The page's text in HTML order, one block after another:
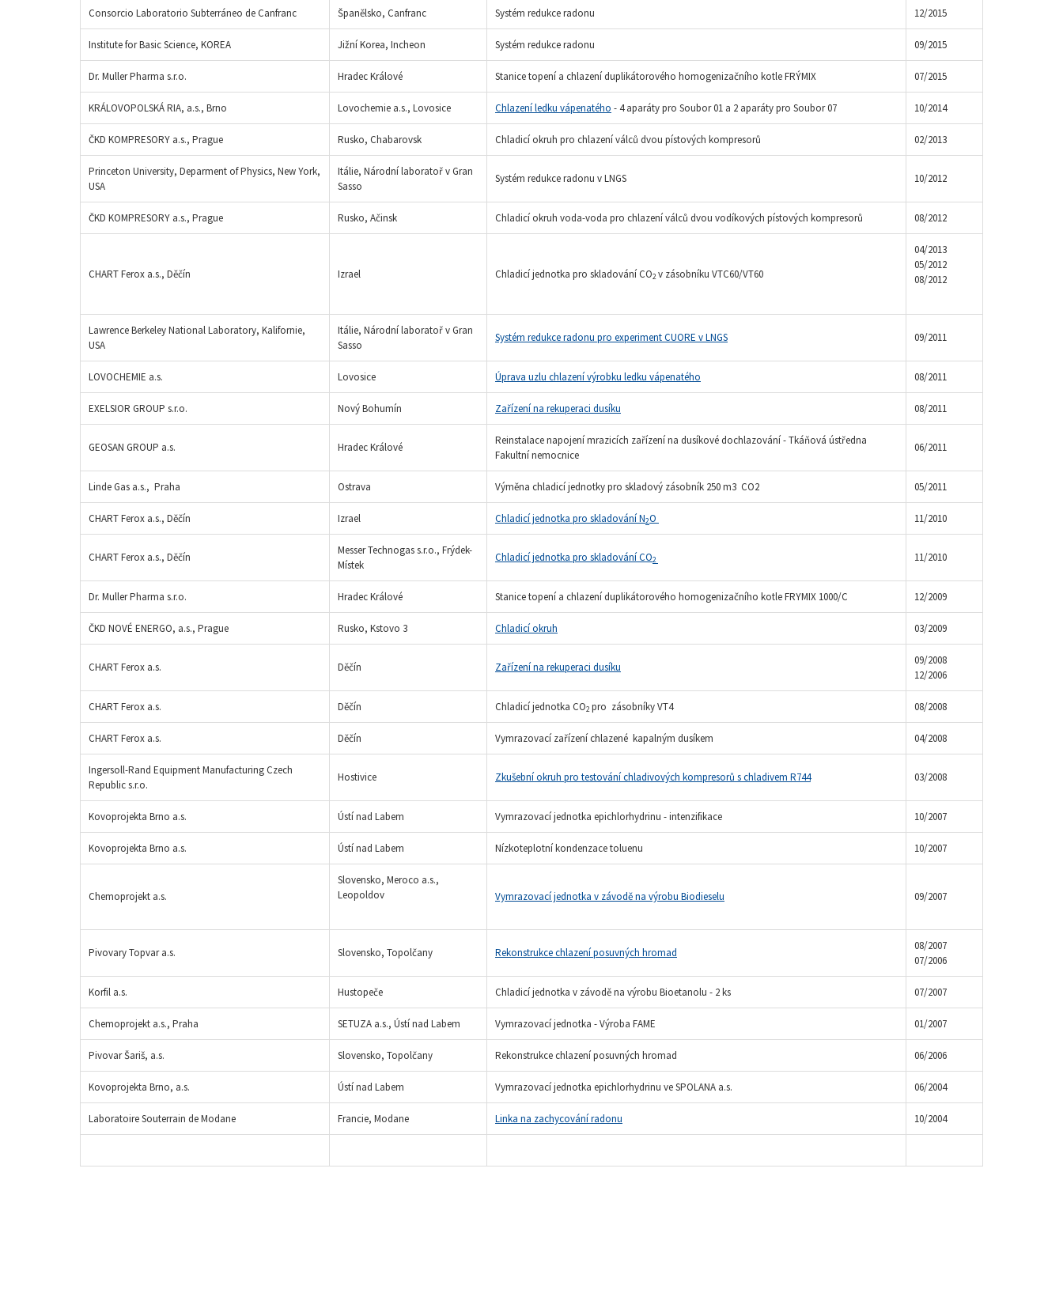
Consorcio Laboratorio Subterráneo de Canfranc Španělsko, Canfranc Systém redukce radonu 12/2015
Institute for Basic Science, KOREA Jižní Korea, Incheon Systém redukce radonu 09/2015
Dr. Muller Pharma s.r.o. Hradec Králové Stanice topení a chlazení duplikátorového homogenizačního kotle FRÝMIX 07/2015
KRÁLOVOPOLSKÁ RIA, a.s., Brno Lovochemie a.s., Lovosice Chlazení ledku vápenatého - 4 aparáty pro Soubor 01 a 2 aparáty pro Soubor 07 10/2014
ČKD KOMPRESORY a.s., Prague Rusko, Chabarovsk Chladicí okruh pro chlazení válců dvou pístových kompresorů 02/2013
Princeton University, Deparment of Physics, New York,
USA
Itálie, Národní laboratoř v Gran
Sasso
Systém redukce radonu v LNGS 10/2012
ČKD KOMPRESORY a.s., Prague Rusko, Ačinsk Chladicí okruh voda-voda pro chlazení válců dvou vodíkových pístových kompresorů 08/2012
CHART Ferox a.s., Děčín Izrael Chladicí jednotka pro skladování CO2v zásobníku VTC60/VT60
04/2013
05/2012
08/2012
Lawrence Berkeley National Laboratory, Kalifornie,
USA
Itálie, Národní laboratoř v Gran
Sasso
Systém redukce radonu pro experiment CUORE v LNGS 09/2011
LOVOCHEMIE a.s. Lovosice Úprava uzlu chlazení výrobku ledku vápenatého 08/2011
EXELSIOR GROUP s.r.o. Nový Bohumín Zařízení na rekuperaci dusíku 08/2011
GEOSAN GROUP a.s. Hradec Králové
Reinstalace napojení mrazicích zařízení na dusíkové dochlazování - Tkáňová ústředna
Fakultní nemocnice
06/2011
Linde Gas a.s., Praha Ostrava Výměna chladicí jednotky pro skladový zásobník 250 m3 CO2 05/2011
CHART Ferox a.s., Děčín Izrael Chladicí jednotka pro skladování N2O 11/2010
CHART Ferox a.s., Děčín
Messer Technogas s.r.o., Frýdek-
Místek
Chladicí jednotka pro skladování CO2 11/2010
Dr. Muller Pharma s.r.o. Hradec Králové Stanice topení a chlazení duplikátorového homogenizačního kotle FRYMIX 1000/C 12/2009
ČKD NOVÉ ENERGO, a.s., Prague Rusko, Kstovo 3 Chladicí okruh 03/2009
CHART Ferox a.s. Děčín Zařízení na rekuperaci dusíku
09/2008
12/2006
CHART Ferox a.s. Děčín Chladicí jednotka CO2pro zásobníky VT4 08/2008
CHART Ferox a.s. Děčín Vymrazovací zařízení chlazené kapalným dusíkem 04/2008
Ingersoll-Rand Equipment Manufacturing Czech
Republic s.r.o.
Hostivice Zkušební okruh pro testování chladivových kompresorů s chladivem R744 03/2008
Kovoprojekta Brno a.s. Ústí nad Labem Vymrazovací jednotka epichlorhydrinu - intenzifikace 10/2007
Kovoprojekta Brno a.s. Ústí nad Labem Nízkoteplotní kondenzace toluenu 10/2007
Chemoprojekt a.s.
Slovensko, Meroco a.s.,
Leopoldov
Vymrazovací jednotka v závodě na výrobu Biodieselu 09/2007
Pivovary Topvar a.s. Slovensko, Topolčany Rekonstrukce chlazení posuvných hromad
08/2007
07/2006
Korfil a.s. Hustopeče Chladicí jednotka v závodě na výrobu Bioetanolu - 2 ks 07/2007
Chemoprojekt a.s., Praha SETUZA a.s., Ústí nad Labem Vymrazovací jednotka - Výroba FAME 01/2007
Pivovar Šariš, a.s. Slovensko, Topolčany Rekonstrukce chlazení posuvných hromad 06/2006
Kovoprojekta Brno, a.s. Ústí nad Labem Vymrazovací jednotka epichlorhydrinu ve SPOLANA a.s. 06/2004
Laboratoire Souterrain de Modane Francie, Modane Linka na zachycování radonu 10/2004